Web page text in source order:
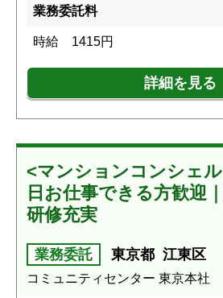
業務委託料
時給 1415円
詳細を見る
<マンションコンシェ
日お仕事できる方歓迎
研修充実
業務委託 東京都 江東区
コミュニティセンター 東京本社